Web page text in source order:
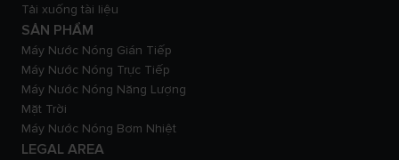
Tải xuống tài liệu
SẢN PHẨM
Máy Nước Nóng Gián Tiếp
Máy Nước Nóng Trực Tiếp
Máy Nước Nóng Năng Lượng
Mặt Trời
Máy Nước Nóng Bơm Nhiệt
LEGAL AREA